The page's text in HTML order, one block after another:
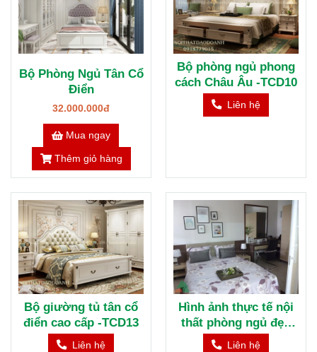
Bộ Phòng Ngủ Tân Cổ
Điển
32.000.000đ
Mua ngay
Thêm giỏ hàng
Bộ phòng ngủ phong
cách Châu Âu -TCD10
Liên hệ
Bộ giường tủ tân cổ
điển cao cấp -TCD13
Liên hệ
Hình ảnh thực tế nội
thất phòng ngủ đẹp
hiện đại
Liên hệ